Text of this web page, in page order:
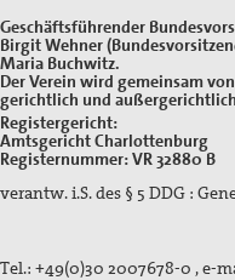
Erklärungen
Material
Partner
Geschäftsführender
Birgit Wehner
Maria Buchwitz.
Der Verein wird gemeinsam
gerichtlich und
Registergericht:
Amtsgericht Charlottenburg
Registernummer: VR 32880 B
verantw. i.S. des § 5 DDG :
Tel.: +49(0)30 2007678-0 , e-